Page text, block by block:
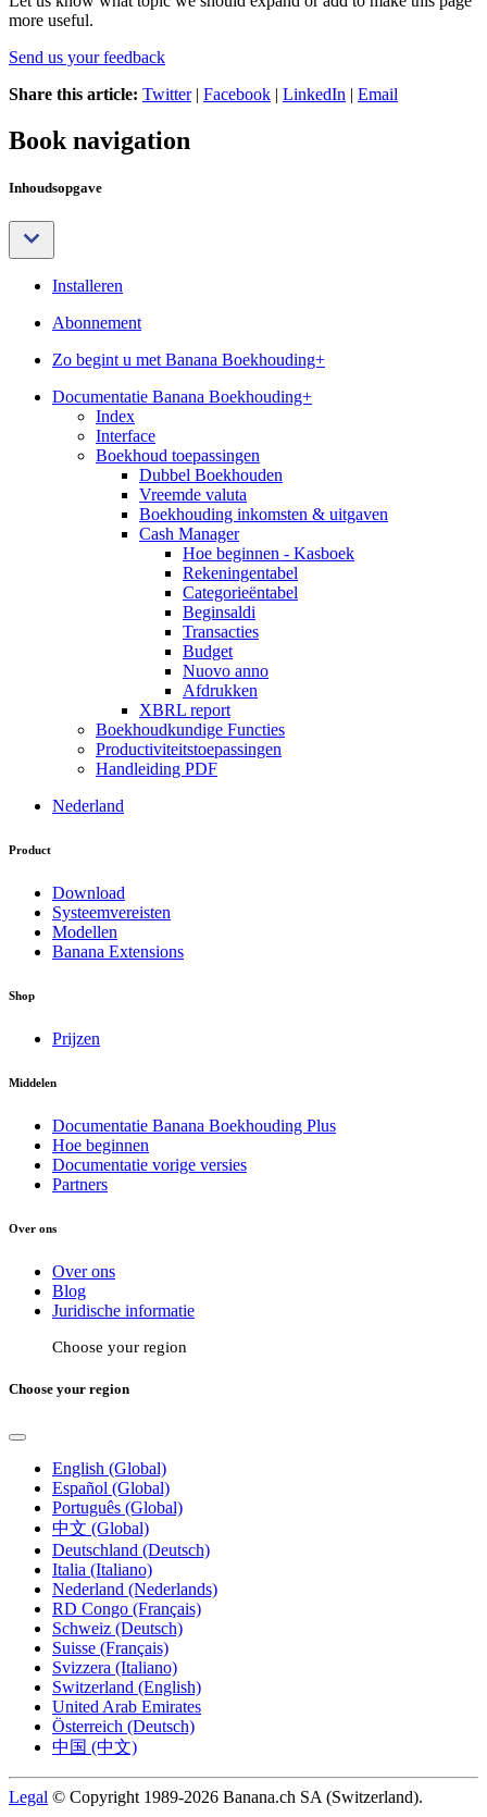
more useful.
Send us your feedback
Share this article: Twitter| Facebook | LinkedIn | Email
Book navigation
Inhoudsopgave
Installeren
Abonnement
Zo begint u met Banana Boekhouding+
Documentatie Banana Boekhouding+
Index
Interface
Boekhoud toepassingen
Dubbel Boekhouden
Vreemde valuta
Boekhouding inkomsten & uitgaven
Cash Manager
Hoe beginnen - Kasboek
Rekeningentabel
Categorieëntabel
Beginsaldi
Transacties
Budget
Nuovo anno
Afdrukken
XBRL report
Boekhoudkundige Functies
Productiviteitstoepassingen
Handleiding PDF
Nederland
Product
Download
Systeemvereisten
Modellen
Banana Extensions
Shop
Prijzen
Middelen
Documentatie Banana Boekhouding Plus
Hoe beginnen
Documentatie vorige versies
Partners
Over ons
Over ons
Blog
Juridische informatie
Choose your region
Choose your region
English (Global)
Español (Global)
Português (Global)
中文 (Global)
Deutschland (Deutsch)
Italia (Italiano)
Nederland (Nederlands)
RD Congo (Français)
Schweiz (Deutsch)
Suisse (Français)
Svizzera (Italiano)
Switzerland (English)
United Arab Emirates
Österreich (Deutsch)
中国 (中文)
Legal © Copyright 1989-2026 Banana.ch SA (Switzerland).